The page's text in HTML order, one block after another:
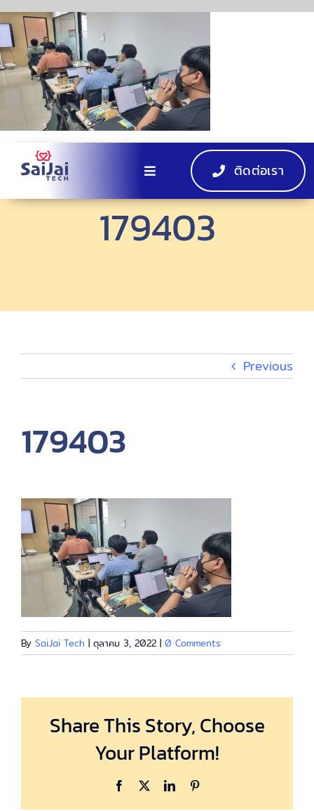
Skip
to
content
Toggle
Navigation
EV Charger
กิจกรรม
EN
ติดต่อเรา
179403
Previous
179403
By SaiJai Tech | ตุลาคม 3, 2022 | 0 Comments
Share This Story, Choose
Your Platform!
Facebook LinkedIn